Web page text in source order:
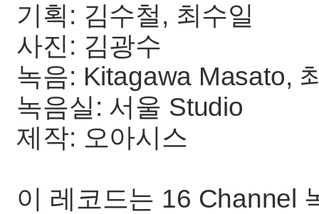
기획: 김수철, 최수일
사진: 김광수
녹음: Kitagawa Masato,
녹음실: 서울 Studio
제작: 오아시스
이 레코드는 16 Channel